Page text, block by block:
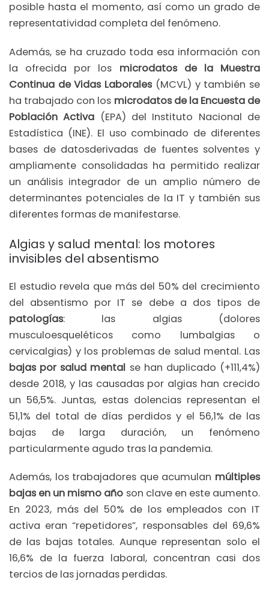
posible hasta el momento, así como un grado de
representatividad completa del fenómeno.
Además, se ha cruzado toda esa información con
la ofrecida por los microdatos de la Muestra
Continua de Vidas Laborales (MCVL) y también se
ha trabajado con los microdatos de la Encuesta de
Población Activa (EPA) del Instituto Nacional de
Estadística (INE). El uso combinado de diferentes
bases de datosderivadas de fuentes solventes y
ampliamente consolidadas ha permitido realizar
un análisis integrador de un amplio número de
determinantes potenciales de la IT y también sus
diferentes formas de manifestarse.
Algias y salud mental: los motores
invisibles del absentismo
El estudio revela que más del 50% del crecimiento
del absentismo por IT se debe a dos tipos de
patologías: las algias (dolores
musculoesqueléticos como lumbalgias o
cervicalgias) y los problemas de salud mental. Las
bajas por salud mental se han duplicado (+111,4%)
desde 2018, y las causadas por algias han crecido
un 56,5%. Juntas, estas dolencias representan el
51,1% del total de días perdidos y el 56,1% de las
bajas de larga duración, un fenómeno
particularmente agudo tras la pandemia.
Además, los trabajadores que acumulan múltiples
bajas en un mismo año son clave en este aumento.
En 2023, más del 50% de los empleados con IT
activa eran “repetidores”, responsables del 69,6%
de las bajas totales. Aunque representan solo el
16,6% de la fuerza laboral, concentran casi dos
tercios de las jornadas perdidas.